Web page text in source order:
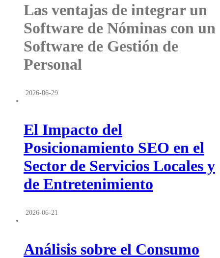
Las ventajas de integrar un
Software de Nóminas con un
Software de Gestión de
Personal
2026-06-29
El Impacto del
Posicionamiento SEO en el
Sector de Servicios Locales y
de Entretenimiento
2026-06-21
Análisis sobre el Consumo